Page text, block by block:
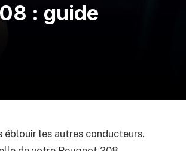
: guide
éblouir les autres conducteurs.